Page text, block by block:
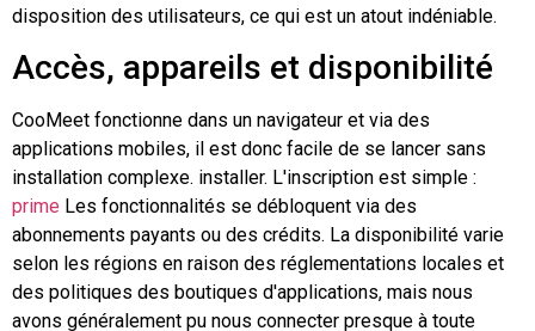
disposition des utilisateurs, ce qui est un atout indéniable.
Accès, appareils et disponibilité
CooMeet fonctionne dans un navigateur et via des
applications mobiles, il est donc facile de se lancer sans
installation complexe. installer. L'inscription est simple :
prime Les fonctionnalités se débloquent via des
abonnements payants ou des crédits. La disponibilité varie
selon les régions en raison des réglementations locales et
des politiques des boutiques d'applications, mais nous
avons généralement pu nous connecter presque à toute